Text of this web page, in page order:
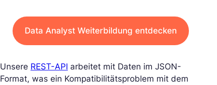
Data Analyst Weiterbildung entdecken
Unsere REST-API arbeitet mit Daten im JSON-
Format, was ein Kompatibilitätsproblem mit dem